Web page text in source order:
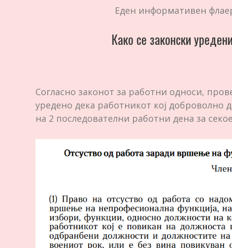
Еден информативен
Како се законски
Согласно законот за работни односи,
уредено дека работникот кој доброволно
на 2 последователни работни дена за